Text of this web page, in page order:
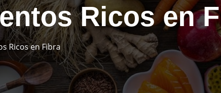
Ricos en
Ricos en Fibra